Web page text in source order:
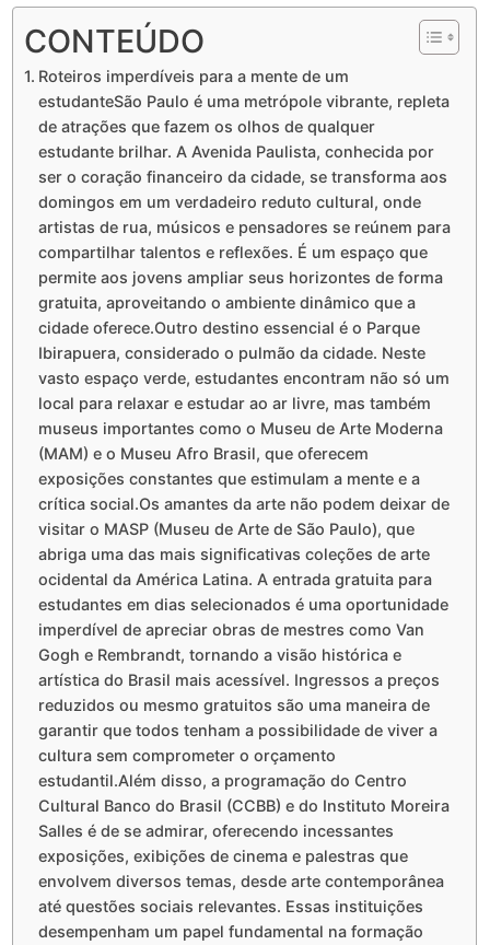
CONTEÚDO
Roteiros imperdíveis para a mente de um
estudanteSão Paulo é uma metrópole vibrante, repleta
de atrações que fazem os olhos de qualquer
estudante brilhar. A Avenida Paulista, conhecida por
ser o coração financeiro da cidade, se transforma aos
domingos em um verdadeiro reduto cultural, onde
artistas de rua, músicos e pensadores se reúnem para
compartilhar talentos e reflexões. É um espaço que
permite aos jovens ampliar seus horizontes de forma
gratuita, aproveitando o ambiente dinâmico que a
cidade oferece.Outro destino essencial é o Parque
Ibirapuera, considerado o pulmão da cidade. Neste
vasto espaço verde, estudantes encontram não só um
local para relaxar e estudar ao ar livre, mas também
museus importantes como o Museu de Arte Moderna
(MAM) e o Museu Afro Brasil, que oferecem
exposições constantes que estimulam a mente e a
crítica social.Os amantes da arte não podem deixar de
visitar o MASP (Museu de Arte de São Paulo), que
abriga uma das mais significativas coleções de arte
ocidental da América Latina. A entrada gratuita para
estudantes em dias selecionados é uma oportunidade
imperdível de apreciar obras de mestres como Van
Gogh e Rembrandt, tornando a visão histórica e
artística do Brasil mais acessível. Ingressos a preços
reduzidos ou mesmo gratuitos são uma maneira de
garantir que todos tenham a possibilidade de viver a
cultura sem comprometer o orçamento
estudantil.Além disso, a programação do Centro
Cultural Banco do Brasil (CCBB) e do Instituto Moreira
Salles é de se admirar, oferecendo incessantes
exposições, exibições de cinema e palestras que
envolvem diversos temas, desde arte contemporânea
até questões sociais relevantes. Essas instituições
desempenham um papel fundamental na formação